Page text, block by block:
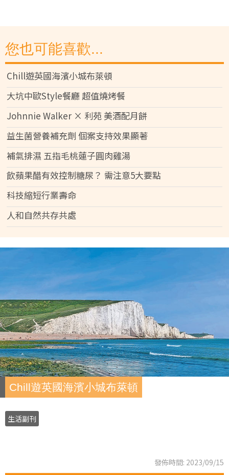
您也可能喜歡...
Chill遊英國海濱小城布萊頓
大坑中歐Style餐廳 超值燒烤餐
Johnnie Walker × 利苑 美酒配月餅
益生菌營養補充劑 個案支持效果顯著
補氣排濕 五指毛桃蓮子圓肉雞湯
飲蘋果醋有效控制糖尿？ 需注意5大要點
科技縮短行業壽命
人和自然共存共處
Chill遊英國海濱小城布萊頓
生活副刊
發佈時間: 2023/09/15